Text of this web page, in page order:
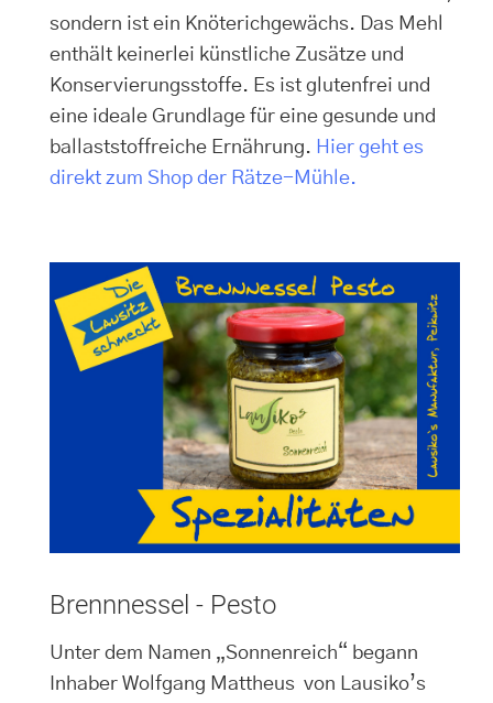
sondern ist ein Knöterichgewächs. Das Mehl
enthält keinerlei künstliche Zusätze und
Konservierungsstoffe. Es ist glutenfrei und
eine ideale Grundlage für eine gesunde und
ballaststoffreiche Ernährung. Hier geht es
direkt zum Shop der Rätze-Mühle.
Brennnessel - Pesto
Unter dem Namen „Sonnenreich“ begann
Inhaber Wolfgang Mattheus von Lausiko’s